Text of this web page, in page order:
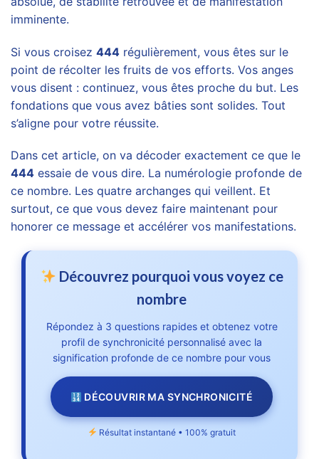
imminente.
Si vous croisez 444 régulièrement, vous êtes sur le
point de récolter les fruits de vos efforts. Vos anges
vous disent : continuez, vous êtes proche du but. Les
fondations que vous avez bâties sont solides. Tout
s’aligne pour votre réussite.
Dans cet article, on va décoder exactement ce que le
444 essaie de vous dire. La numérologie profonde de
ce nombre. Les quatre archanges qui veillent. Et
surtout, ce que vous devez faire maintenant pour
honorer ce message et accélérer vos manifestations.
Découvrez pourquoi vous voyez ce
nombre
Répondez à 3 questions rapides et obtenez votre
profil de synchronicité personnalisé avec la
signification profonde de ce nombre pour vous
DÉCOUVRIR MA SYNCHRONICITÉ
Résultat instantané • 100% gratuit